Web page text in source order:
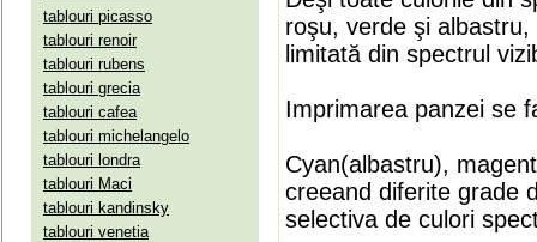
tablouri picasso
tablouri renoir
tablouri rubens
tablouri grecia
tablouri cafea
tablouri michelangelo
tablouri londra
tablouri Maci
tablouri kandinsky
tablouri venetia
roşu, verde şi
limitată din spectrul
Imprimarea panzei se
Cyan(albastru),
creeand diferite grade
selectiva de culori